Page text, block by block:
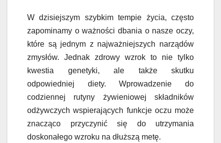
W dzisiejszym szybkim tempie życia, często
zapominamy o ważności dbania o nasze oczy,
które są jednym z najważniejszych narządów
zmysłów. Jednak zdrowy wzrok to nie tylko
kwestia genetyki, ale także skutku
odpowiedniej diety. Wprowadzenie do
codziennej rutyny żywieniowej składników
odżywczych wspierających funkcje oczu może
znacząco przyczynić się do utrzymania
doskonałego wzroku na dłuższą metę.